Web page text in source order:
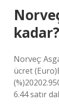
kadar?
Norveç:
ücret
6.44 satır